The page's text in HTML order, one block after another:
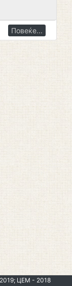
Повеќе...
ЦЕМ - 2018